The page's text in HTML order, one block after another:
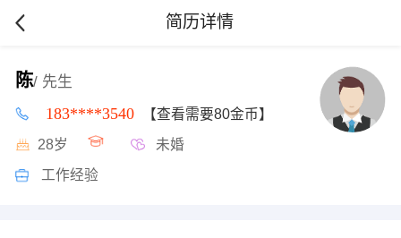
简历详情
陈/ 先生
183****3540 【查看需要80金币】
28岁 未婚
工作经验